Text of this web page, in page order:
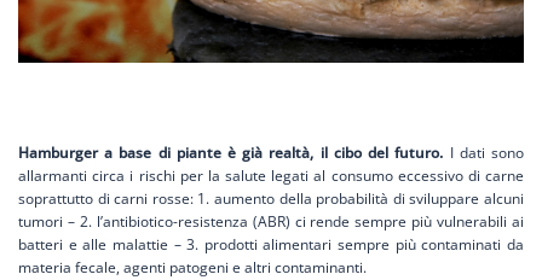
Hamburger a base di piante è già realtà, il cibo del futuro. I dati sono
allarmanti circa i rischi per la salute legati al consumo eccessivo di carne
soprattutto di carni rosse: 1. aumento della probabilità di sviluppare alcuni
tumori – 2. l’antibiotico-resistenza (ABR) ci rende sempre più vulnerabili ai
batteri e alle malattie – 3. prodotti alimentari sempre più contaminati da
materia fecale, agenti patogeni e altri contaminanti.